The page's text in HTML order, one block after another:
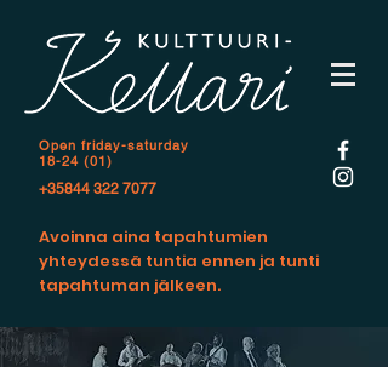
Open friday-saturday
18-24 (01)
+35844 322 7077
Avoinna aina tapahtumien
yhteydessä tuntia ennen ja tunti
tapahtuman jälkeen.